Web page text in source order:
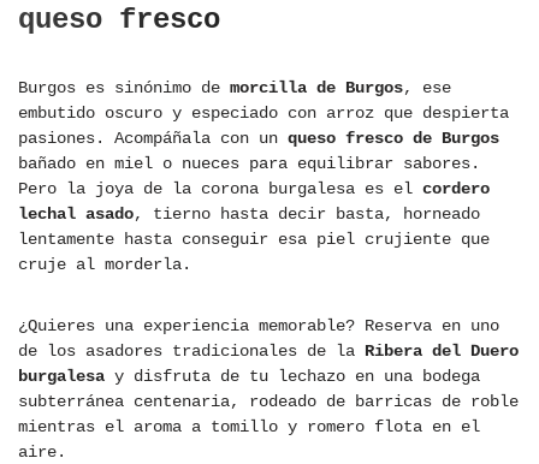
queso fresco
Burgos es sinónimo de morcilla de Burgos, ese
embutido oscuro y especiado con arroz que despierta
pasiones. Acompáñala con un queso fresco de Burgos
bañado en miel o nueces para equilibrar sabores.
Pero la joya de la corona burgalesa es el cordero
lechal asado, tierno hasta decir basta, horneado
lentamente hasta conseguir esa piel crujiente que
cruje al morderla.
¿Quieres una experiencia memorable? Reserva en uno
de los asadores tradicionales de la Ribera del Duero
burgalesa y disfruta de tu lechazo en una bodega
subterránea centenaria, rodeado de barricas de roble
mientras el aroma a tomillo y romero flota en el
aire.